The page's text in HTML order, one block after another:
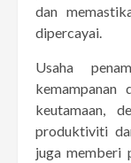
dan
dipercayai.
Usaha
kemampanan
keutamaan,
produktiviti
juga memberi